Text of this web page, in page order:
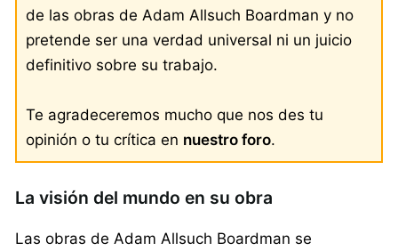
de las obras de Adam Allsuch Boardman y no
pretende ser una verdad universal ni un juicio
definitivo sobre su trabajo.
Te agradeceremos mucho que nos des tu
opinión o tu crítica en nuestro foro.
La visión del mundo en su obra
Las obras de Adam Allsuch Boardman se